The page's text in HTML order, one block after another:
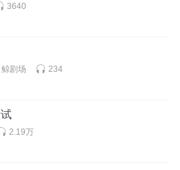
3640
剧场 234
2.19万